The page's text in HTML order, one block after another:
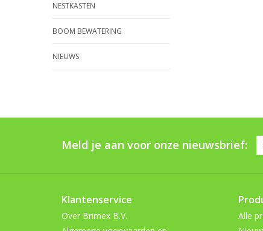
NESTKASTEN
BOOM BEWATERING
NIEUWS
Meld je aan voor onze nieuwsbrief:
Klantenservice
Over Brimex B.V.
Alle